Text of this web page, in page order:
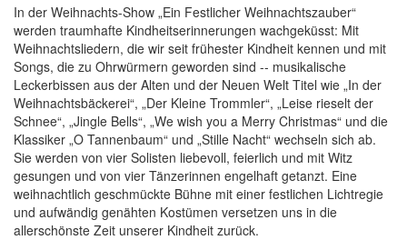
In der Weihnachts-Show „Ein Festlicher Weihnachtszauber“
werden traumhafte Kindheitserinnerungen wachgeküsst: Mit
Weihnachtsliedern, die wir seit frühester Kindheit kennen und mit
Songs, die zu Ohrwürmern geworden sind -- musikalische
Leckerbissen aus der Alten und der Neuen Welt Titel wie „In der
Weihnachtsbäckerei“, „Der Kleine Trommler“, „Leise rieselt der
Schnee“, „Jingle Bells“, „We wish you a Merry Christmas“ und die
Klassiker „O Tannenbaum“ und „Stille Nacht“ wechseln sich ab.
Sie werden von vier Solisten liebevoll, feierlich und mit Witz
gesungen und von vier Tänzerinnen engelhaft getanzt. Eine
weihnachtlich geschmückte Bühne mit einer festlichen Lichtregie
und aufwändig genähten Kostümen versetzen uns in die
allerschönste Zeit unserer Kindheit zurück.